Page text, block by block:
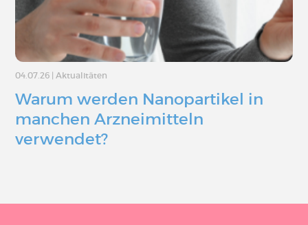
04.07.26 Aktualitäten
Warum werden Nanopartikel in
manchen Arzneimitteln
verwendet?